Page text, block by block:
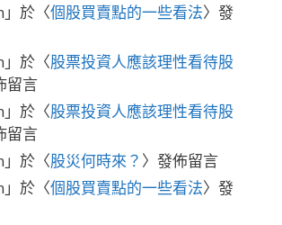
」於〈個股買賣點的一些看法〉發
」於〈股票投資人應該理性看待股
留言
」於〈股票投資人應該理性看待股
留言
」於〈股災何時來？ 〉發佈留言
」於〈個股買賣點的一些看法〉發